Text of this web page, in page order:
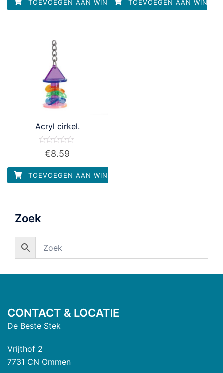
TOEVOEGEN AAN WINKELWAGENTOEVOEGEN AAN
Acryl cirkel.
Waardering
5
€8.59
TOEVOEGEN AAN WINKELWAGEN
Zoek
CONTACT & LOCATIE
De Beste Stek
Vrijthof 2
7731 CN Ommen